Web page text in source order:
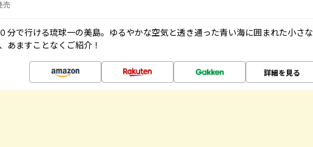
売
分で行ける琉球一の美島。ゆるやかな空気と透き通った青い海に囲まれた小さな
あますことなくご紹介！
詳細を見る